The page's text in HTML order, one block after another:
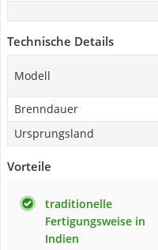
Technische Details
Modell
Brenndauer
Ursprungsland
Vorteile
traditionelle
Fertigungsweise in
Indien